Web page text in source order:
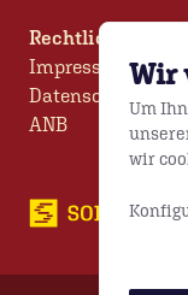
Rechtliches
Impressum
Datenschutz
ANB
Wir
Um
wir